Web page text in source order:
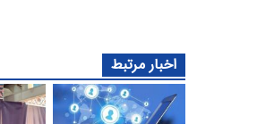
اخبار مرتبط